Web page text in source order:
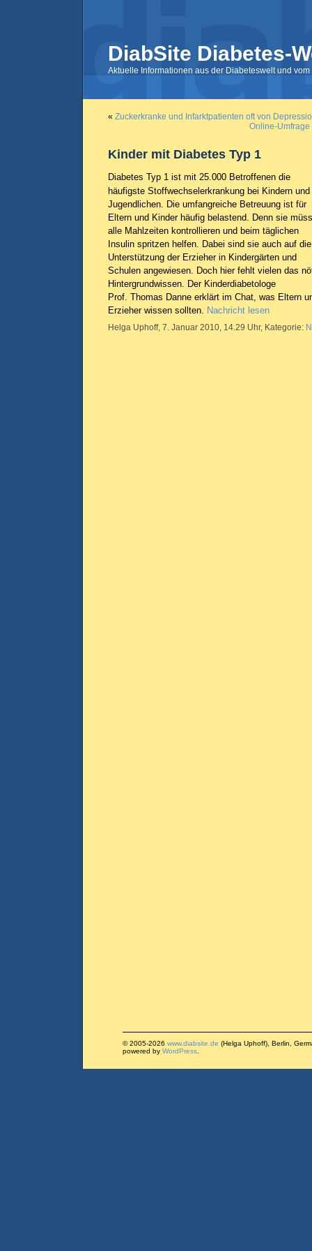
DiabSite Diabetes-
Aktuelle Informationen aus der Diabeteswelt und
« Zuckerkranke und Infarktpatienten oft von
Online-
Kinder mit Diabetes Typ 1
Diabetes Typ 1 ist mit 25.000 Betroffenen die
häufigste Stoffwechselerkrankung bei Kindern und
Jugendlichen. Die umfangreiche Betreuung ist für
Eltern und Kinder häufig belastend. Denn sie
alle Mahlzeiten kontrollieren und beim täglichen
Insulin spritzen helfen. Dabei sind sie auch auf die
Unterstützung der Erzieher in Kindergärten und
Schulen angewiesen. Doch hier fehlt vielen das
Hintergrundwissen. Der Kinderdiabetologe
Prof. Thomas Danne erklärt im Chat, was Eltern
Erzieher wissen sollten. Nachricht lesen
Helga Uphoff, 7. Januar 2010, 14.29 Uhr, Kategorie:
© 2005-2026 www.diabsite.de (Helga Uphoff), Berlin,
powered by WordPress.